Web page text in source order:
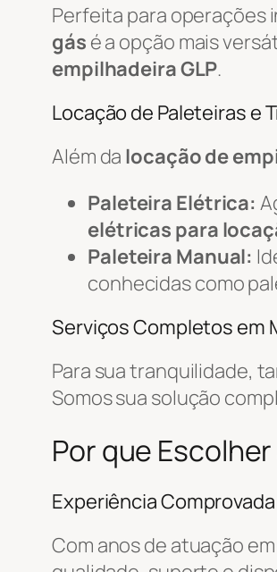
Perfeita para operações
gás é a opção mais
empilhadeira GLP.
Locação de Paleteiras e
Além da locação de
Paleteira Elétrica:
elétricas para
Paleteira Manual:
conhecidas como
Serviços Completos em
Para sua tranquilidade,
Somos sua solução
Por que
Experiência
Com anos de atuação em